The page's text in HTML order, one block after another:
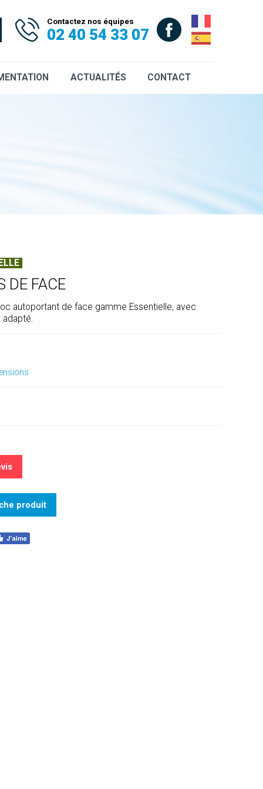
Contactez nos équipes
02 40 54 33 07
ACTUALITÉS CONTACT
DE FACE
autoportant de face gamme Essentielle, avec
adapté.
produit